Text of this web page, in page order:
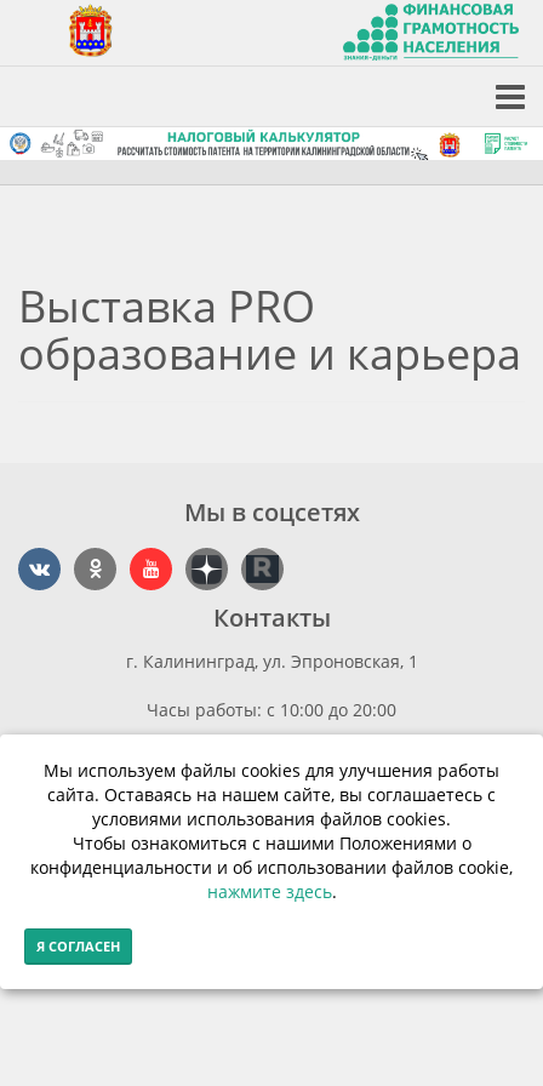
Выставка РRO
образование и карьера
Мы используем файлы cookies для улучшения работы
сайта. Оставаясь на нашем сайте, вы соглашаетесь с
условиями использования файлов cookies.
Чтобы ознакомиться с нашими Положениями о
конфиденциальности и об использовании файлов cookie,
нажмите здесь.
Я СОГЛАСЕН
Мы в соцсетях
Контакты
г. Калининград, ул. Эпроновская, 1
Часы работы: с 10:00 до 20:00
© Финансовая грамотность населения 2013-2026г.